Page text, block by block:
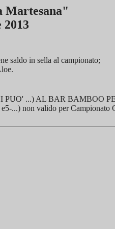
Martesana"
2013
saldo in sella al campionato;
PUO' ...) AL BAR BAMBOO
...) non valido per Campionato